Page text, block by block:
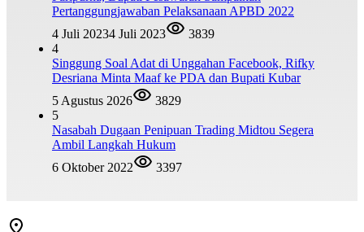
Pertanggungjawaban Pelaksanaan APBD 2022
4 Juli 20234 Juli 2023
3839
4
Singgung Soal Adat di Unggahan Facebook, Rifky
Desriana Minta Maaf ke PDA dan Bupati Kubar
5 Agustus 2026
3829
5
Nasabah Dugaan Penipuan Trading Midtou Segera
Ambil Langkah Hukum
6 Oktober 2022
3397